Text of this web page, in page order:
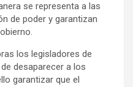
se representa a las
de poder y garantizan
los legisladores de
desaparecer a los
garantizar que el